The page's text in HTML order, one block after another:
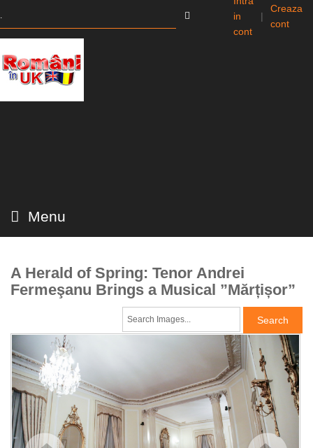
in
cont
|
Creaza
cont
Menu
A Herald of Spring: Tenor Andrei
Fermeşanu Brings a Musical ”Mărțișor”